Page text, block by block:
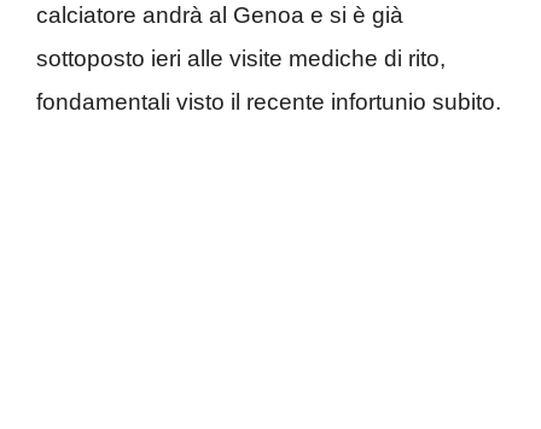
calciatore andrà al Genoa e si è già
sottoposto ieri alle visite mediche di rito,
fondamentali visto il recente infortunio subito.